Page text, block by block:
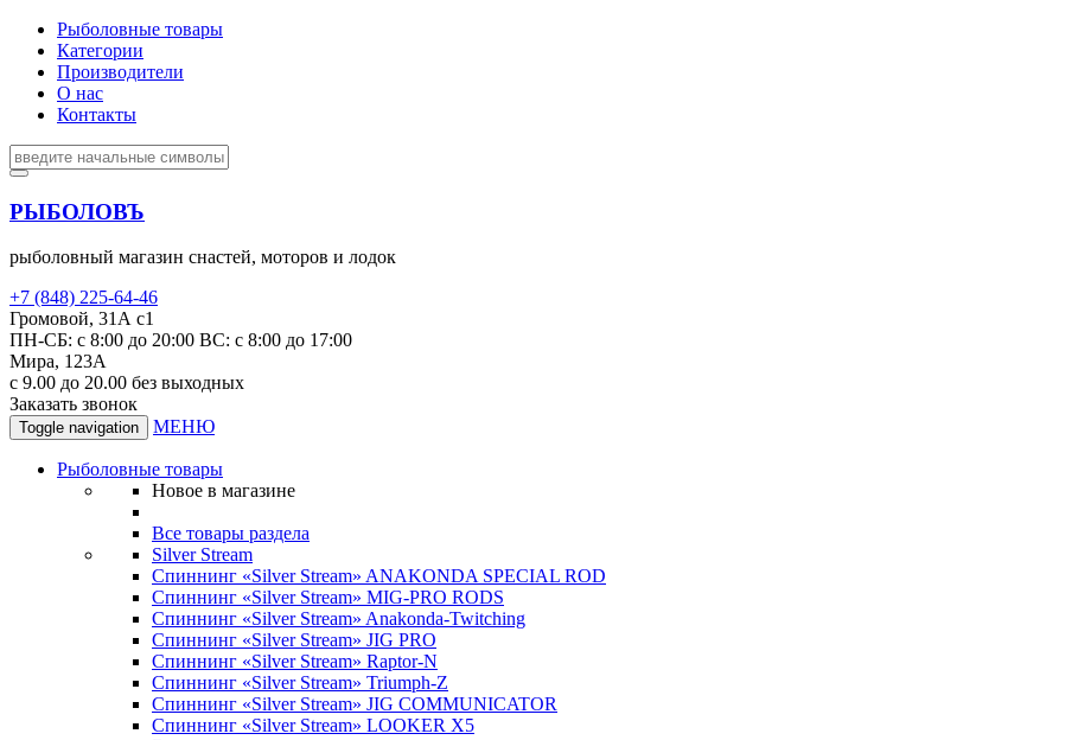
Рыболовные товары
Категории
Производители
О нас
Контакты
РЫБОЛОВЪ
рыболовный магазин снастей, моторов и лодок
+7 (848) 225-64-46
Громовой, 31А с1
ПН-СБ: с 8:00 до 20:00 ВС: с 8:00 до 17:00
Мира, 123А
с 9.00 до 20.00 без выходных
Заказать звонок
Toggle navigation МЕНЮ
Рыболовные товары
Новое в магазине
Все товары раздела
Silver Stream
Спиннинг «Silver Stream» ANAKONDA SPECIAL ROD
Спиннинг «Silver Stream» MIG-PRO RODS
Спиннинг «Silver Stream» Anakonda-Twitching
Спиннинг «Silver Stream» JIG PRO
Спиннинг «Silver Stream» Raptor-N
Спиннинг «Silver Stream» Triumph-Z
Спиннинг «Silver Stream» JIG COMMUNICATOR
Спиннинг «Silver Stream» LOOKER X5